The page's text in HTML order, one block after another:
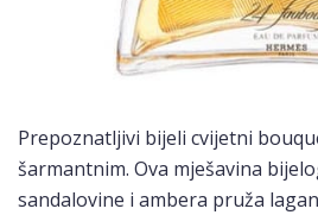
Prepoznatljivi bijeli cvijetni
šarmantnim. Ova mješavina
sandalovine i ambera pruža